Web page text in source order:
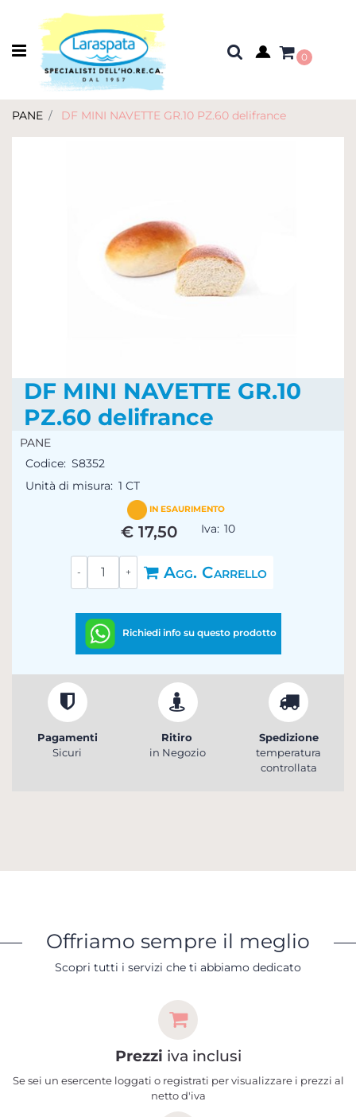
Open menu
0
PANE DF MINI NAVETTE GR.10 PZ.60 delifrance
DF MINI NAVETTE GR.10
PZ.60 delifrance
PANE
Codice: S8352
Unità di misura: 1 CT
IN ESAURIMENTO
€ 17,50 Iva: 10
Quantità
Agg. Carrello
Richiedi info su questo prodotto
Pagamenti
Sicuri
Ritiro
in Negozio
Spedizione
temperatura
controllata
Offriamo sempre il meglio
Scopri tutti i servizi che ti abbiamo dedicato
Prezzi iva inclusi
Se sei un esercente loggati o registrati per visualizzare i prezzi al
netto d'iva